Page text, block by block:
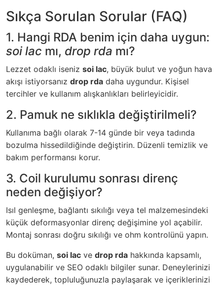
Sıkça Sorulan Sorular (FAQ)
1. Hangi RDA benim için daha uygun:
soi lac mı, drop rda mı?
Lezzet odaklı iseniz soi lac, büyük bulut ve yoğun hava
akışı istiyorsanız drop rda daha uygundur. Kişisel
tercihler ve kullanım alışkanlıkları belirleyicidir.
2. Pamuk ne sıklıkla değiştirilmeli?
Kullanıma bağlı olarak 7-14 günde bir veya tadında
bozulma hissedildiğinde değiştirin. Düzenli temizlik ve
bakım performansı korur.
3. Coil kurulumu sonrası direnç
neden değişiyor?
Isıl genleşme, bağlantı sıkılığı veya tel malzemesindeki
küçük deformasyonlar direnç değişimine yol açabilir.
Montaj sonrası doğru sıkılığı ve ohm kontrolünü yapın.
Bu doküman, soi lac ve drop rda hakkında kapsamlı,
uygulanabilir ve SEO odaklı bilgiler sunar. Deneylerinizi
kaydederek, topluluğunuzla paylaşarak ve içeriklerinizi